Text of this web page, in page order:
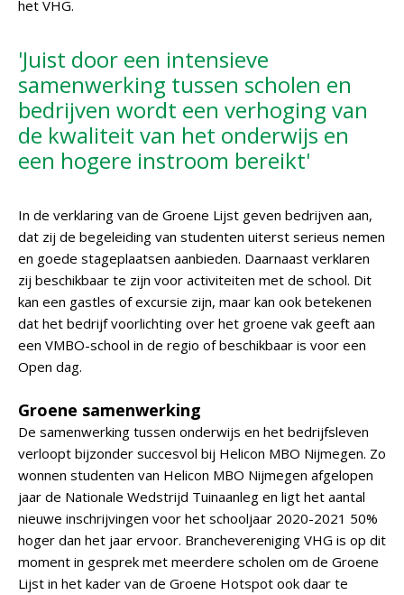
het VHG.
'Juist door een intensieve
samenwerking tussen scholen en
bedrijven wordt een verhoging van
de kwaliteit van het onderwijs en
een hogere instroom bereikt'
In de verklaring van de Groene Lijst geven bedrijven aan,
dat zij de begeleiding van studenten uiterst serieus nemen
en goede stageplaatsen aanbieden. Daarnaast verklaren
zij beschikbaar te zijn voor activiteiten met de school. Dit
kan een gastles of excursie zijn, maar kan ook betekenen
dat het bedrijf voorlichting over het groene vak geeft aan
een VMBO-school in de regio of beschikbaar is voor een
Open dag.
Groene samenwerking
De samenwerking tussen onderwijs en het bedrijfsleven
verloopt bijzonder succesvol bij Helicon MBO Nijmegen. Zo
wonnen studenten van Helicon MBO Nijmegen afgelopen
jaar de Nationale Wedstrijd Tuinaanleg en ligt het aantal
nieuwe inschrijvingen voor het schooljaar 2020-2021 50%
hoger dan het jaar ervoor. Branchevereniging VHG is op dit
moment in gesprek met meerdere scholen om de Groene
Lijst in het kader van de Groene Hotspot ook daar te